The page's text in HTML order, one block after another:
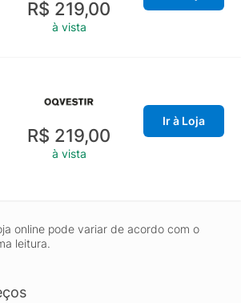
R$ 219,00
à vista
R$ 219,00
à vista
Ir à Loja
online pode variar de acordo com o
leitura.